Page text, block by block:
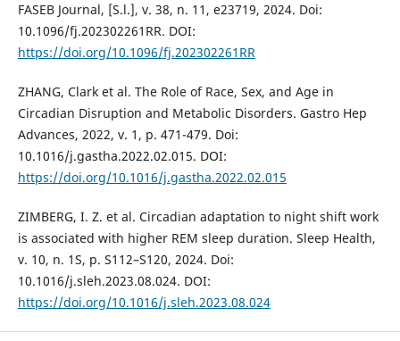
FASEB Journal, [S.l.], v. 38, n. 11, e23719, 2024. Doi:
10.1096/fj.202302261RR. DOI:
https://doi.org/10.1096/fj.202302261RR
ZHANG, Clark et al. The Role of Race, Sex, and Age in
Circadian Disruption and Metabolic Disorders. Gastro Hep
Advances, 2022, v. 1, p. 471-479. Doi:
10.1016/j.gastha.2022.02.015. DOI:
https://doi.org/10.1016/j.gastha.2022.02.015
ZIMBERG, I. Z. et al. Circadian adaptation to night shift work
is associated with higher REM sleep duration. Sleep Health,
v. 10, n. 1S, p. S112–S120, 2024. Doi:
10.1016/j.sleh.2023.08.024. DOI:
https://doi.org/10.1016/j.sleh.2023.08.024